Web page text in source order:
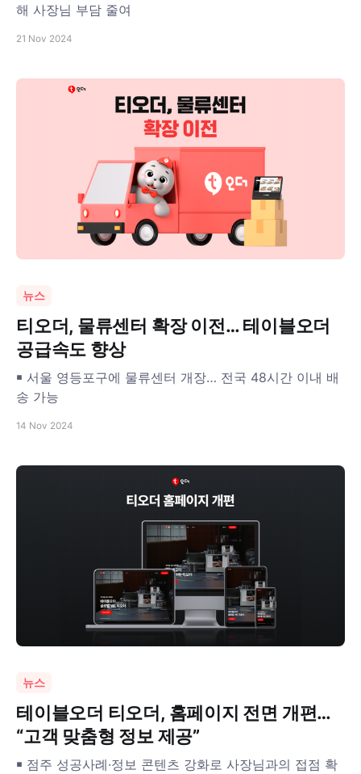
해 사장님 부담 줄여
21 Nov 2024
뉴스
티오더, 물류센터 확장 이전… 테이블오더
공급속도 향상
￭ 서울 영등포구에 물류센터 개장… 전국 48시간 이내 배
송 가능
14 Nov 2024
뉴스
테이블오더 티오더, 홈페이지 전면 개편…
“고객 맞춤형 정보 제공”
￭ 점주 성공사례·정보 콘텐츠 강화로 사장님과의 접점 확